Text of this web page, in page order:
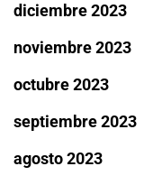
diciembre 2023
noviembre 2023
octubre 2023
septiembre 2023
agosto 2023